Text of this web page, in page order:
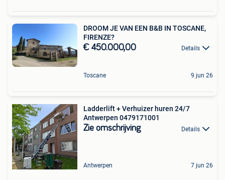
DROOM JE VAN EEN B&B IN TOSCANE,
FIRENZE?
€ 450.000,00 Details
Toscane 9 jun 26
Ladderlift + Verhuizer huren 24/7
Antwerpen 0479171001
Zie omschrijving Details
Antwerpen 7 jun 26